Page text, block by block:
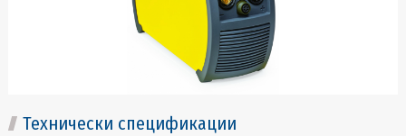
Технически спецификации